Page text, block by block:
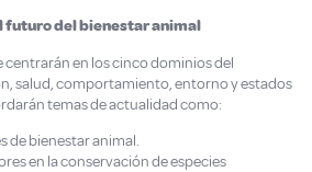
futuro del bienestar animal
centrarán en los cinco dominios del
salud, comportamiento, entorno y estados
temas de actualidad como:
de bienestar animal.
en la conservación de especies